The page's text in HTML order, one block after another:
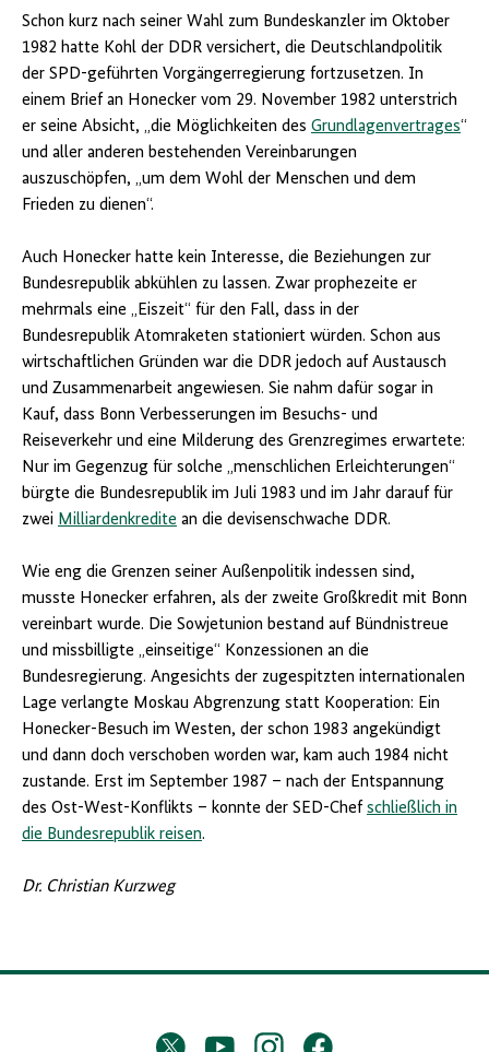
Schon kurz nach seiner Wahl zum Bundeskanzler im Oktober
1982 hatte Kohl der DDR versichert, die Deutschlandpolitik
der SPD-geführten Vorgängerregierung fortzusetzen. In
einem Brief an Honecker vom 29. November 1982 unterstrich
er seine Absicht, „die Möglichkeiten des Grundlagenvertrages“
und aller anderen bestehenden Vereinbarungen
auszuschöpfen, „um dem Wohl der Menschen und dem
Frieden zu dienen“.
Auch Honecker hatte kein Interesse, die Beziehungen zur
Bundesrepublik abkühlen zu lassen. Zwar prophezeite er
mehrmals eine „Eiszeit“ für den Fall, dass in der
Bundesrepublik Atomraketen stationiert würden. Schon aus
wirtschaftlichen Gründen war die DDR jedoch auf Austausch
und Zusammenarbeit angewiesen. Sie nahm dafür sogar in
Kauf, dass Bonn Verbesserungen im Besuchs- und
Reiseverkehr und eine Milderung des Grenzregimes erwartete:
Nur im Gegenzug für solche „menschlichen Erleichterungen“
bürgte die Bundesrepublik im Juli 1983 und im Jahr darauf für
zwei Milliardenkredite an die devisenschwache DDR.
Wie eng die Grenzen seiner Außenpolitik indessen sind,
musste Honecker erfahren, als der zweite Großkredit mit Bonn
vereinbart wurde. Die Sowjetunion bestand auf Bündnistreue
und missbilligte „einseitige“ Konzessionen an die
Bundesregierung. Angesichts der zugespitzten internationalen
Lage verlangte Moskau Abgrenzung statt Kooperation: Ein
Honecker-Besuch im Westen, der schon 1983 angekündigt
und dann doch verschoben worden war, kam auch 1984 nicht
zustande. Erst im September 1987 – nach der Entspannung
des Ost-West-Konflikts – konnte der SED-Chef schließlich in
die Bundesrepublik reisen.
Dr. Christian Kurzweg
D
TwitterYouTubeInstagramFacebook